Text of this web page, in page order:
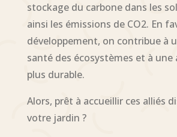
stockage du carbone dans les
ainsi les émissions de CO2. En
développement, on contribue à
santé des écosystèmes et à
plus durable.
Alors, prêt à accueillir ces alliés
votre jardin ?